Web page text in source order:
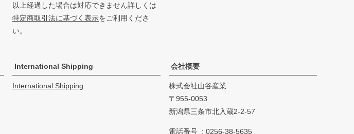
以上経過した場合は対応できません詳しくは
特定商取引法に基づく表示をご利用くださ
い。
International Shipping
International Shipping
会社概要
株式会社山谷産業
955-0053
新潟県三条市北入蔵2-2-57
電話番号 0256-38-5635